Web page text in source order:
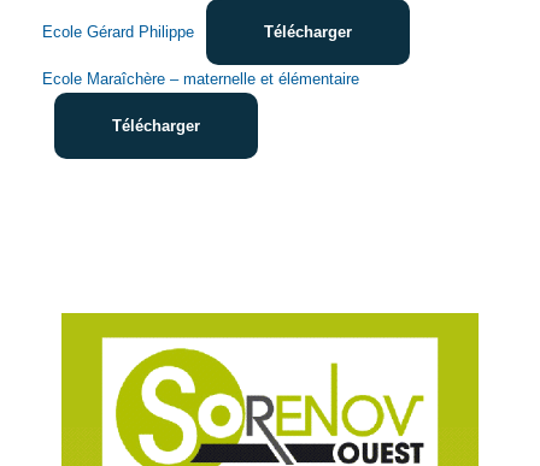
Ecole Gérard Philippe Télécharger
Ecole Maraîchère – maternelle et élémentaire
Télécharger